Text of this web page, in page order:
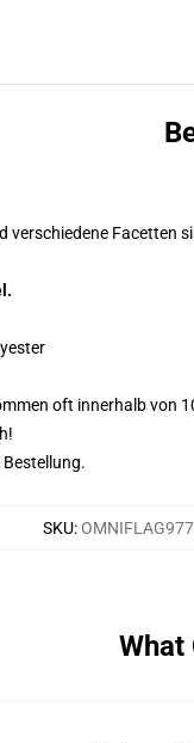
verschiedene Facetten
oft innerhalb von
SKU:
What